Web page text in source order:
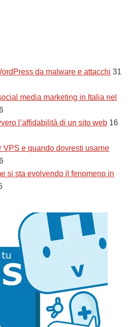
da malware e attacchi 31
media marketing in Italia nel
l’affidabilità di un sito web 16
VPS e quando dovresti usarne
si sta evolvendo il fenomeno in